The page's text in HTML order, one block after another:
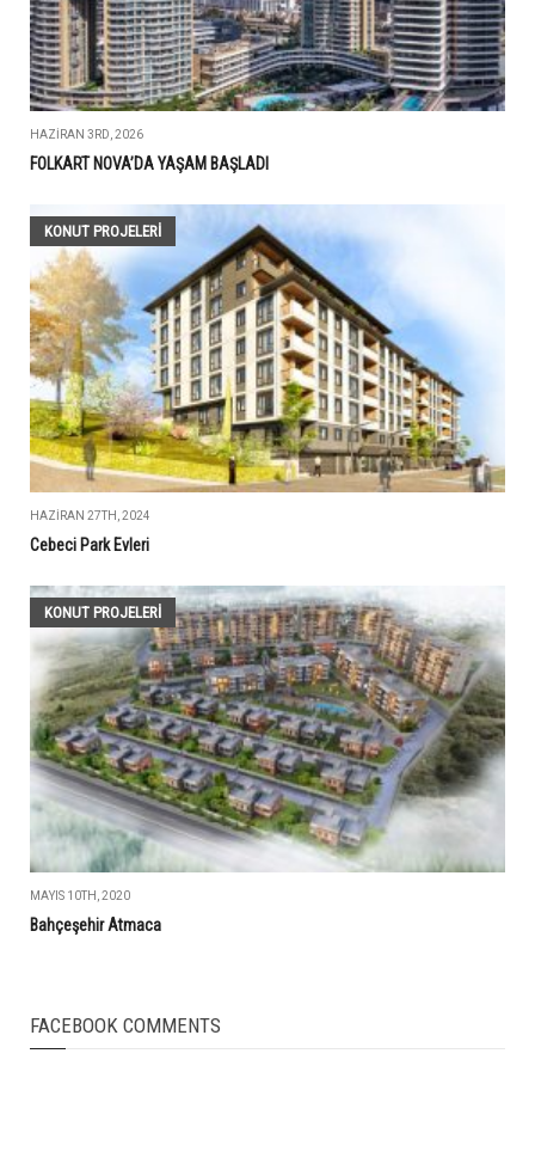
HAZIRAN 3RD, 2026
FOLKART NOVA’DA YAŞAM BAŞLADI
KONUT PROJELERI
HAZIRAN 27TH, 2024
Cebeci Park Evleri
KONUT PROJELERI
MAYIS 10TH, 2020
Bahçeşehir Atmaca
FACEBOOK COMMENTS